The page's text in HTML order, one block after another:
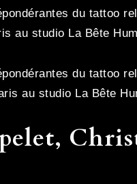
du tattoo
au studio La Bête
du tattoo
au studio La Bête